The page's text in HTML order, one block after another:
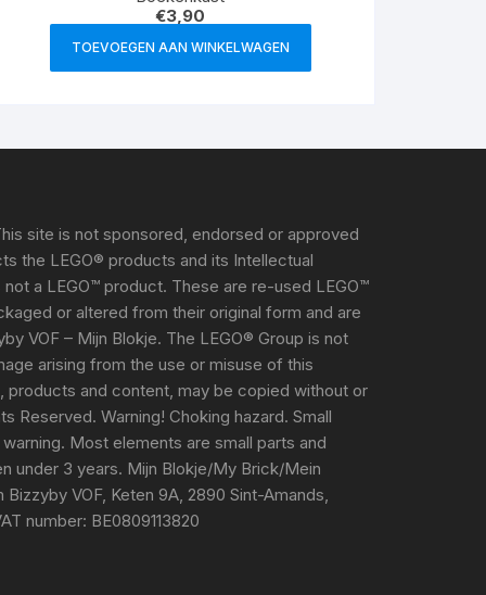
€3,90
TOEVOEGEN AAN WINKELWAGEN
site is not sponsored, endorsed or approved
the LEGO® products and its Intellectual
a LEGO™ product. These are re-used LEGO™
or altered from their original form and are
VOF – Mijn Blokje. The LEGO® Group is not
arising from the use or misuse of this
products and content, may be copied without or
Reserved. Warning! Choking hazard. Small
Most elements are small parts and
under 3 years. Mijn Blokje/My Brick/Mein
VOF, Keten 9A, 2890 Sint-Amands,
number: BE0809113820